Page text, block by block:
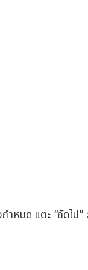
ำหนด แตะ “ถัดไป”